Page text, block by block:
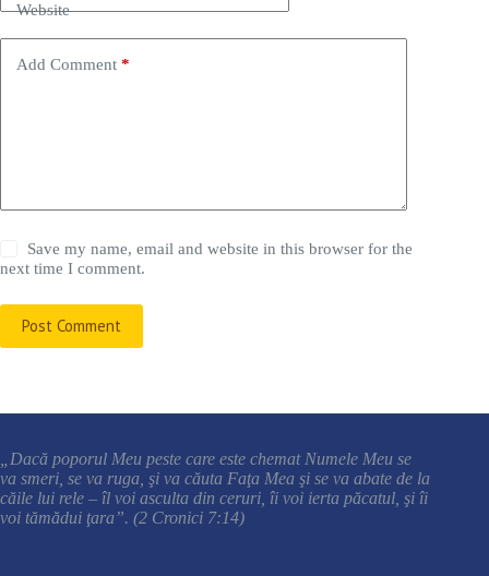
Website
Add Comment *
Save my name, email and website in this browser for the
next time I comment.
Post Comment
„Dacă poporul Meu peste care este chemat Numele Meu se
va smeri, se va ruga, şi va căuta Faţa Mea şi se va abate de la
căile lui rele – îl voi asculta din ceruri, îi voi ierta păcatul, şi îi
voi tămădui ţara”. (2 Cronici 7:14)